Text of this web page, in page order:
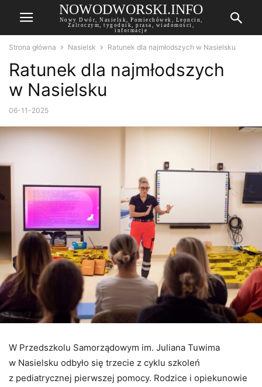
NOWODWORSKI.INFO
Nowy Dwór, Nasielsk, Pomiechówek, Leoncin,
Zalroczym, tygodnik, prasa, wiadomości,
informacje
Strona główna Nasielsk Ratunek dla najmłodszych w Nasielsku
Ratunek dla najmłodszych
w Nasielsku
06-11-2025
W Przedszkolu Samorządowym im. Juliana Tuwima
w Nasielsku odbyło się trzecie z cyklu szkoleń
z pediatrycznej pierwszej pomocy. Rodzice i opiekunowie